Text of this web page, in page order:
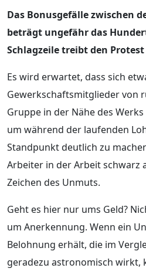
Das Bonusgefälle zwischen
beträgt ungefähr das
Schlagzeile treibt den
Es wird erwartet, dass sich
Gewerkschaftsmitglieder von
Gruppe in der Nähe des
um während der laufenden
Standpunkt deutlich zu
Arbeiter in der Arbeit schwarz
Zeichen des Unmuts.
Geht es hier nur ums Geld?
um Anerkennung. Wenn ein
Belohnung erhält, die im
geradezu astronomisch wirkt,